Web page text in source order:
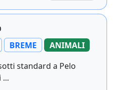
BREME
ANIMALI
standard a Pelo